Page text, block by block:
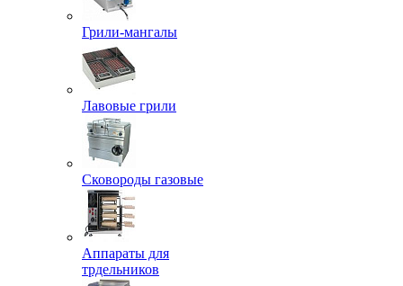
Грили-мангалы
Лавовые грили
Сковороды газовые
Аппараты для
трдельников